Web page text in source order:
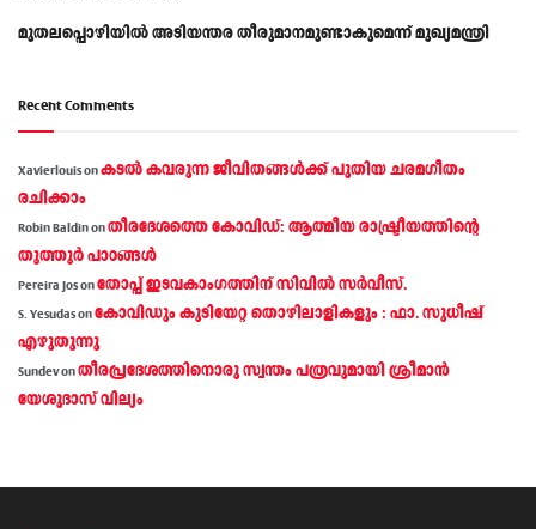
മുതലപ്പൊഴിയിൽ അടിയന്തര തീരുമാനമുണ്ടാകുമെന്ന് മുഖ്യമന്ത്രി
Recent Comments
Xavierlouisonകടല്‍ കവരുന്ന ജീവിതങ്ങള്‍ക്ക് പുതിയ ചരമഗീതം
രചിക്കാം
Robin Baldinonതീരദേശത്തെ കോവിഡ്: ആത്മീയ രാഷ്ട്രീയത്തിന്റെ
തൂത്തൂര്‍ പാഠങ്ങൾ
Pereira Josonതോപ്പ് ഇടവകാംഗത്തിന് സിവിൽ സർവീസ്.
S. Yesudasonകോവിഡും കുടിയേറ്റ തൊഴിലാളികളും : ഫാ. സുധീഷ്
എഴുതുന്നു
Sundevonതീരപ്രദേശത്തിനൊരു സ്വന്തം പത്രവുമായി ശ്രീമാന്‍
യേശുദാസ് വില്യം